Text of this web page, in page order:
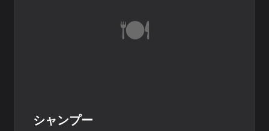
シャンプー